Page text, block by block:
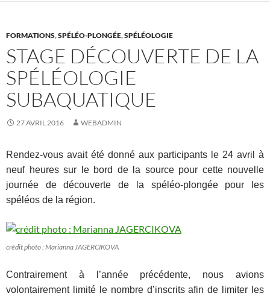
FORMATIONS,SPÉLÉO-PLONGÉE,SPÉLÉOLOGIE
STAGE DÉCOUVERTE DE LA
SPÉLÉOLOGIE
SUBAQUATIQUE
27 AVRIL 2016 WEBADMIN
Rendez-vous avait été donné aux participants le 24 avril à
neuf heures sur le bord de la source pour cette nouvelle
journée de découverte de la spéléo-pl ongée pour les
spéléos de la région.
crédit photo : Marianna JAGERCIKOVA
Contrairement à l’année précédente, nous avions
volontairement limité le nombre d’inscrits afin de limiter les